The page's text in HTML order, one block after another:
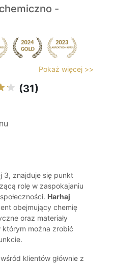
-
Pokaż więcej >>
(31)
3, znajduje się punkt
rolę w zaspokajaniu
Harhaj
obejmujący chemię
oraz materiały
którym można zrobić
klientów głównie z